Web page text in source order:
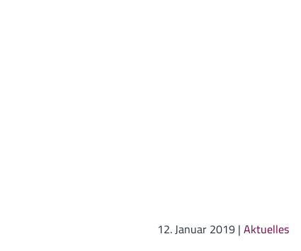
12. Januar 2019 | Aktuelles